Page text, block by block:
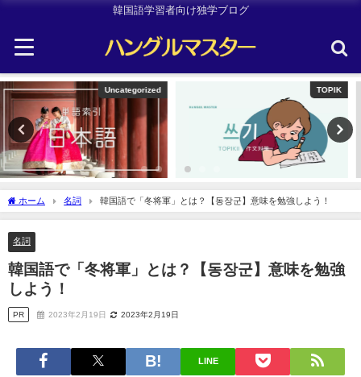
韓国語学習者向け独学ブログ
TOPIK 韓国旅行
ホーム 名詞 韓国語で「冬将軍」とは？【동장군】意味を勉強しよう！
名詞
韓国語で「冬将軍」とは？【동장군】意味を勉強
しよう！
PR 2023年2月19日 2023年2月19日
LINE